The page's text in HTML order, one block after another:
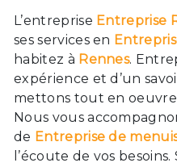
L’entreprise Entreprise
ses services en
habitez à Rennes.
expérience et d’un
mettons tout en oeuvre
Nous vous
de Entreprise de
l’écoute de vos